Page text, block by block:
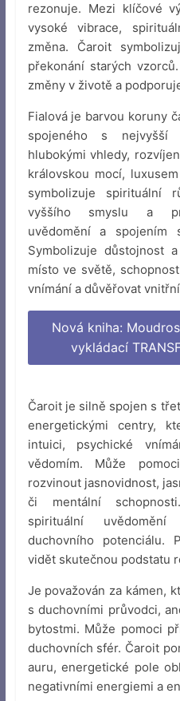
rezonuje. Mezi klíčové
vysoké vibrace,
změna. Čaroit
překonání starých
změny v životě a
Fialová je barvou koruny
spojeného s nejvyšší
hlubokými vhledy,
královskou mocí,
symbolizuje spirituální
vyššího smyslu a
uvědomění a spojením
Symbolizuje důstojnost
místo ve světě,
vnímání a důvěřovat
Nová kniha:
vykládací
Čaroit je silně spojen s
energetickými centry,
intuici, psychické
vědomím. Může
rozvinout jasnovidnost,
či mentální
spirituální
duchovního potenciálu.
vidět skutečnou podstatu
Je považován za kámen,
s duchovními průvodci,
bytostmi. Může pomoci
duchovních sfér. Čaroit
auru, energetické pole
negativními energiemi a